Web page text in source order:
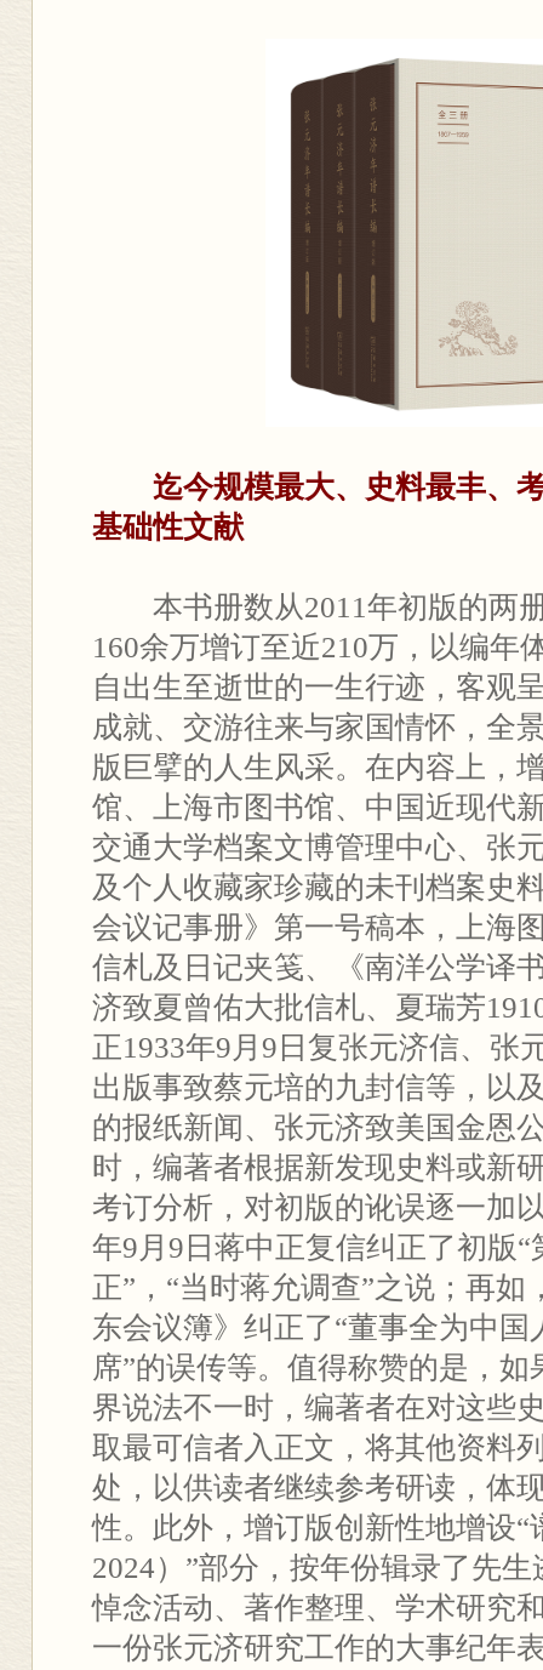
迄今规模最大、史料最丰、
基础性文献
本书册数从2011年初版的两
160余万增订至近210万，以编年
自出生至逝世的一生行迹，客观
成就、交游往来与家国情怀，全
版巨擘的人生风采。在内容上，
馆、上海市图书馆、中国近现代
交通大学档案文博管理中心、张
及个人收藏家珍藏的未刊档案史
会议记事册》第一号稿本，上海
信札及日记夹笺、《南洋公学译
济致夏曾佑大批信札、夏瑞芳
正1933年9月9日复张元济信、张
出版事致蔡元培的九封信等，以
的报纸新闻、张元济致美国金恩
时，编著者根据新发现史料或新
考订分析，对初版的讹误逐一加
年9月9日蒋中正复信纠正了初版
正”，“当时蒋允调查”之说；再如
东会议簿》纠正了“董事全为中
席”的误传等。值得称赞的是，
界说法不一时，编著者在对这些
取最可信者入正文，将其他资料
处，以供读者继续参考研读，体
性。此外，增订版创新性地增设“
2024）”部分，按年份辑录了先
悼念活动、著作整理、学术研究
一份张元济研究工作的大事纪年